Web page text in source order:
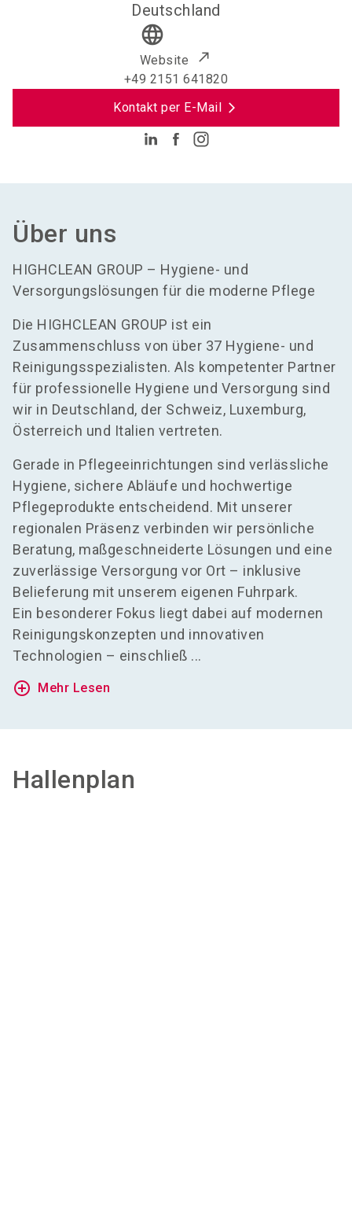
Deutschland
language
Website
+49 2151 641820
Kontakt per E-Mail
Über uns
HIGHCLEAN GROUP – Hygiene- und
Versorgungslösungen für die moderne Pflege
Die HIGHCLEAN GROUP ist ein
Zusammenschluss von über 37 Hygiene- und
Reinigungsspezialisten. Als kompetenter Partner
für professionelle Hygiene und Versorgung sind
wir in Deutschland, der Schweiz, Luxemburg,
Österreich und Italien vertreten.
Gerade in Pflegeeinrichtungen sind verlässliche
Hygiene, sichere Abläufe und hochwertige
Pflegeprodukte entscheidend. Mit unserer
regionalen Präsenz verbinden wir persönliche
Beratung, maßgeschneiderte Lösungen und eine
zuverlässige Versorgung vor Ort – inklusive
Belieferung mit unserem eigenen Fuhrpark.
Ein besonderer Fokus liegt dabei auf modernen
Reinigungskonzepten und innovativen
Technologien – einschließ ...
add_circle_outline Mehr Lesen
Hallenplan